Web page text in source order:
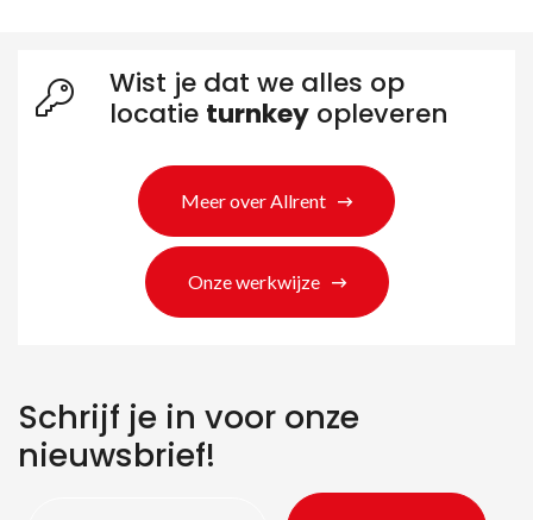
Wist je dat we alles op
locatie turnkey opleveren
Meer over Allrent
Onze werkwijze
Schrijf je in voor onze
nieuwsbrief!
Zoeken naar producten